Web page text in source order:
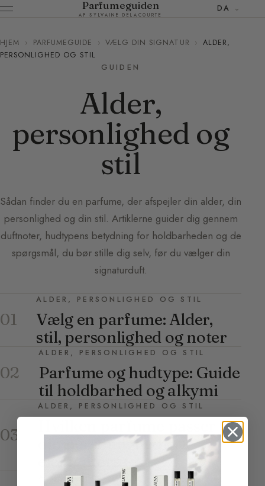
Parfumeguiden
AF SYLVAINE DELACOURTE
DA
HJEM › PARFUMEGUIDE › VÆLG DIN SIGNATUR › ALDER,
PERSONLIGHED OG STIL
GUIDEN
Alder,
personlighed og
stil
Sådan finder du en parfume, der afspejler din alder, din
personlighed og din stil. Artiklerne guider dig gennem
duftnoter, hudtypens betydning for holdbarheden og de
spørgsmål, du bør stille dig selv, før du vælger din
signaturduft.
01
ALDER, PERSONLIGHED OG STIL
Vælg en parfume: Alder,
stil, personlighed og noter
02
ALDER, PERSONLIGHED OG STIL
Parfume og hudtype: Guide
til holdbarhed og alkymi
03
ALDER, PERSONLIGHED OG STIL
Hvilken parfume passer til
din personlighed? De 4
elementers test
ALDER, PERSONLIGHED OG STIL